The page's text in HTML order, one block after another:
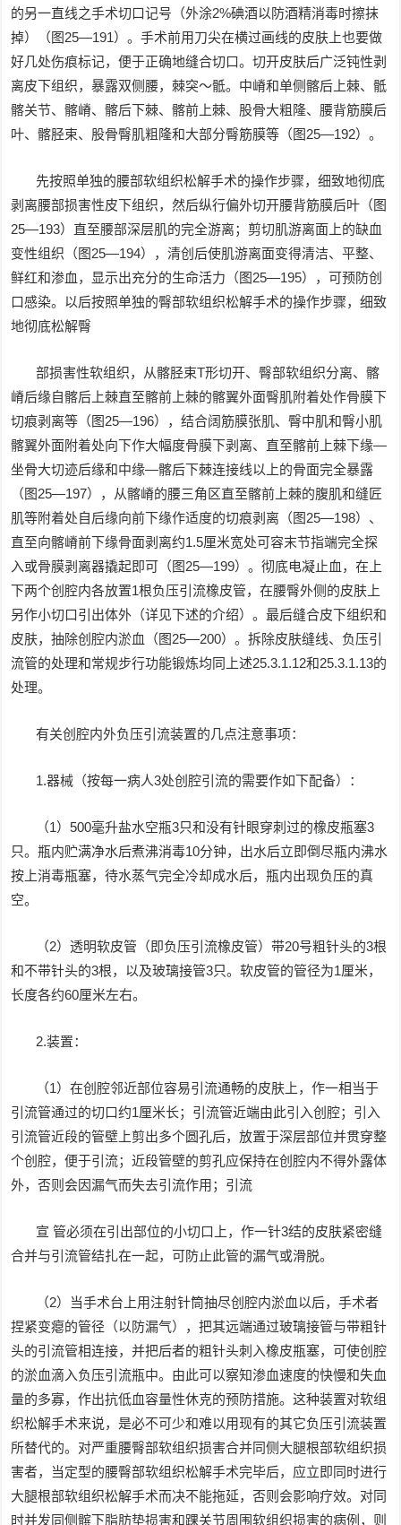
的另一直线之手术切口记号（外涂2%碘酒以防酒精消毒时擦抹
掉）（图25—191）。手术前用刀尖在横过画线的皮肤上也要做
好几处伤痕标记，便于正确地缝合切口。切开皮肤后广泛钝性剥
离皮下组织，暴露双侧腰，棘突～骶。中嵴和单侧髂后上棘、骶
髂关节、髂嵴、髂后下棘、髂前上棘、股骨大粗隆、腰背筋膜后
叶、髂胫束、股骨臀肌粗隆和大部分臀筋膜等（图25—192）。
先按照单独的腰部软组织松解手术的操作步骤，细致地彻底
剥离腰部损害性皮下组织，然后纵行偏外切开腰背筋膜后叶（图
25—193）直至腰部深层肌的完全游离；剪切肌游离面上的缺血
变性组织（图25—194），清创后使肌游离面变得清洁、平整、
鲜红和渗血，显示出充分的生命活力（图25—195），可预防创
口感染。以后按照单独的臀部软组织松解手术的操作步骤，细致
地彻底松解臀
部损害性软组织，从髂胫束T形切开、臀部软组织分离、髂
嵴后缘自髂后上棘直至髂前上棘的髂翼外面臀肌附着处作骨膜下
切痕剥离等（图25—196），结合阔筋膜张肌、臀中肌和臀小肌
髂翼外面附着处向下作大幅度骨膜下剥离、直至髂前上棘下缘—
坐骨大切迹后缘和中缘—髂后下棘连接线以上的骨面完全暴露
（图25—197），从髂嵴的腰三角区直至髂前上棘的腹肌和缝匠
肌等附着处自后缘向前下缘作适度的切痕剥离（图25—198）、
直至向髂嵴前下缘骨面剥离约1.5厘米宽处可容末节指端完全探
入或骨膜剥离器撬起即可（图25—199）。彻底电凝止血，在上
下两个创腔内各放置1根负压引流橡皮管，在腰臀外侧的皮肤上
另作小切口引出体外（详见下述的介绍）。最后缝合皮下组织和
皮肤，抽除创腔内淤血（图25—200）。拆除皮肤缝线、负压引
流管的处理和常规步行功能锻炼均同上述25.3.1.12和25.3.1.13的
处理。
有关创腔内外负压引流装置的几点注意事项：
1.器械（按每一病人3处创腔引流的需要作如下配备）：
（1）500毫升盐水空瓶3只和没有针眼穿刺过的橡皮瓶塞3
只。瓶内贮满净水后煮沸消毒10分钟，出水后立即倒尽瓶内沸水
按上消毒瓶塞，待水蒸气完全冷却成水后，瓶内出现负压的真
空。
（2）透明软皮管（即负压引流橡皮管）带20号粗针头的3根
和不带针头的3根，以及玻璃接管3只。软皮管的管径为1厘米，
长度各约60厘米左右。
2.装置：
（1）在创腔邻近部位容易引流通畅的皮肤上，作一相当于
引流管通过的切口约1厘米长；引流管近端由此引入创腔；引入
引流管近段的管壁上剪出多个圆孔后，放置于深层部位并贯穿整
个创腔，便于引流；近段管壁的剪孔应保持在创腔内不得外露体
外，否则会因漏气而失去引流作用；引流
宣 管必须在引出部位的小切口上，作一针3结的皮肤紧密缝
合并与引流管结扎在一起，可防止此管的漏气或滑脱。
（2）当手术台上用注射针筒抽尽创腔内淤血以后，手术者
捏紧变瘪的管径（以防漏气），把其远端通过玻璃接管与带粗针
头的引流管相连接，并把后者的粗针头刺入橡皮瓶塞，可使创腔
的淤血滴入负压引流瓶中。由此可以察知渗血速度的快慢和失血
量的多寡，作出抗低血容量性休克的预防措施。这种装置对软组
织松解手术来说，是必不可少和难以用现有的其它负压引流装置
所替代的。对严重腰臀部软组织损害合并同侧大腿根部软组织损
害者，当定型的腰臀部软组织松解手术完毕后，应立即同时进行
大腿根部软组织松解手术而决不能拖延，否则会影响疗效。对同
时并发同侧髌下脂肪垫损害和踝关节周围软组织损害的病例，则